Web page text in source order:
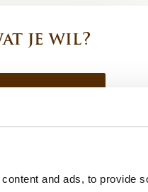
and ads, to provide
je wil?